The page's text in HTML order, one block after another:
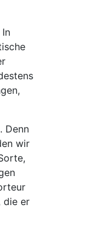
Denn
wir
die er